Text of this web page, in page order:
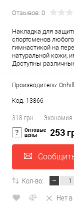
Отзывов: 0
Накладка для
спортсменов
гимнастикой на
натуральной кожи,
Доступны
Производитель:
Код: 13866
318 грн. Экономия:
Оптовые
цены 253
Кол-во:
Нет